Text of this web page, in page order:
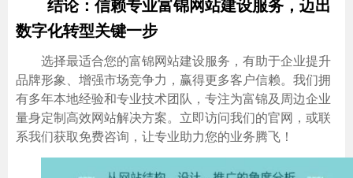
结论：信赖专业富锦网站建设服务，迈出
数字化转型关键一步
选择最适合您的富锦网站建设服务，有助于企业提升
品牌形象、增强市场竞争力，赢得更多客户信赖。我们拥
有多年本地经验和专业技术团队，专注为富锦及周边企业
量身定制高效网站解决方案。立即访问我们的官网，或联
系我们获取免费咨询，让专业助力您的业务腾飞！